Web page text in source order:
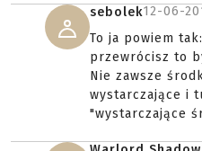
sebolek12-06-
To ja powiem
przewrócisz to
Nie zawsze
wystarczające i
"wystarczające